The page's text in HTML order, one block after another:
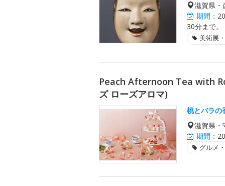
滋賀県・
期間：
30分まで。
美術展
Peach Afternoon Tea with
ズ ローズアロマ)
桃とバラの
滋賀県・
期間：
グルメ